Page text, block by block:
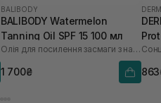
BALIBODY
BALIBODY Watermelon
Tanning Oil SPF 15 100 мл
Олія для посилення засмаги з насінням кавуна
1 700₴
мл